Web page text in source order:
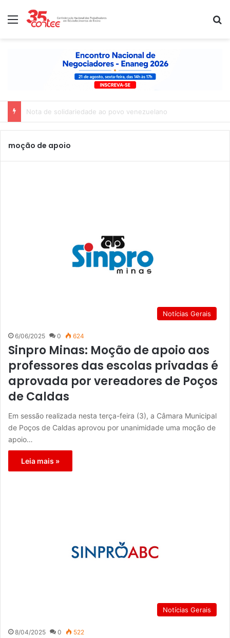
Menu
Nota de solidariedade ao povo venezuelano
moção de apoio
Notícias Gerais
6/06/2025 0 624
Sinpro Minas: Moção de apoio aos
professores das escolas privadas é
aprovada por vereadores de Poços
de Caldas
Em sessão realizada nesta terça-feira (3), a Câmara Municipal
de Poços de Caldas aprovou por unanimidade uma moção de
apoio…
Leia mais »
Notícias Gerais
8/04/2025 0 522